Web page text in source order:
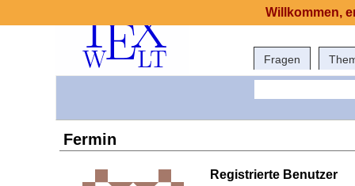
Fragen
Fermin
Registrierte Benutzer
Willkommen,